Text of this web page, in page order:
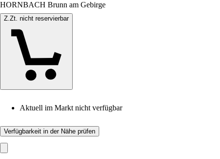
HORNBACH Brunn am Gebirge
Z.Zt. nicht reservierbar
Aktuell im Markt nicht verfügbar
Verfügbarkeit in der Nähe prüfen